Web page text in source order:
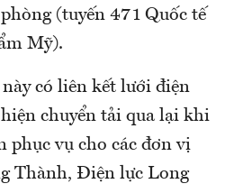
(tuyến 471 Quốc tế
Mỹ).
này có liên kết lưới điện
chuyển tải qua lại khi
phục vụ cho các đơn vị
Thành, Điện lực Long